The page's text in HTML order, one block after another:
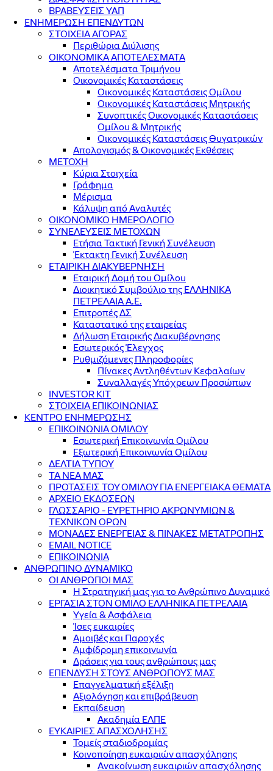
ΒΡΑΒΕΥΣΕΙΣ ΥΑΠ
ΕΝΗΜΕΡΩΣΗ ΕΠΕΝΔΥΤΩΝ
ΣΤΟΙΧΕΙΑ ΑΓΟΡΑΣ
Περιθώρια Διύλισης
ΟΙΚΟΝΟΜΙΚΑ ΑΠΟΤΕΛΕΣΜΑΤΑ
Αποτελέσματα Τριμήνου
Οικονομικές Καταστάσεις
Οικονομικές Καταστάσεις Ομίλου
Οικονομικές Καταστάσεις Μητρικής
Συνοπτικές Οικονομικές Καταστάσεις
Ομίλου & Μητρικής
Οικονομικές Καταστάσεις Θυγατρικών
Απολογισμός & Οικονομικές Εκθέσεις
ΜΕΤΟΧΗ
Κύρια Στοιχεία
Γράφημα
Μέρισμα
Κάλυψη από Αναλυτές
ΟΙΚΟΝΟΜΙΚΟ ΗΜΕΡΟΛΟΓΙΟ
ΣΥΝΕΛΕΥΣΕΙΣ ΜΕΤΟΧΩΝ
Ετήσια Τακτική Γενική Συνέλευση
Έκτακτη Γενική Συνέλευση
ΕΤΑΙΡΙΚΗ ΔΙΑΚΥΒΕΡΝΗΣΗ
Εταιρική Δομή του Ομίλου
Διοικητικό Συμβούλιο της ΕΛΛΗΝΙΚΑ
ΠΕΤΡΕΛΑΙΑ Α.Ε.
Επιτροπές ΔΣ
Καταστατικό της εταιρείας
Δήλωση Εταιρικής Διακυβέρνησης
Εσωτερικός Έλεγχος
Ρυθμιζόμενες Πληροφορίες
Πίνακες Αντληθέντων Κεφαλαίων
Συναλλαγές Υπόχρεων Προσώπων
INVESTOR KIT
ΣΤΟΙΧΕΙΑ ΕΠΙΚΟΙΝΩΝΙΑΣ
ΚΕΝΤΡΟ ΕΝΗΜΕΡΩΣΗΣ
ΕΠΙΚΟΙΝΩΝΙΑ ΟΜΙΛΟΥ
Εσωτερική Επικοινωνία Ομίλου
Εξωτερική Επικοινωνία Ομίλου
ΔΕΛΤΙΑ ΤΥΠΟΥ
ΤΑ ΝΕΑ ΜΑΣ
ΠΡΟΤΑΣΕΙΣ ΤΟΥ ΟΜΙΛΟΥ ΓΙΑ ΕΝΕΡΓΕΙΑΚΑ ΘΕΜΑΤΑ
ΑΡΧΕΙΟ ΕΚΔΟΣΕΩΝ
ΓΛΩΣΣΑΡΙΟ - ΕΥΡΕΤΗΡΙΟ ΑΚΡΩΝΥΜΙΩΝ &
ΤΕΧΝΙΚΩΝ ΟΡΩΝ
ΜΟΝΑΔΕΣ ΕΝΕΡΓΕΙΑΣ & ΠΙΝΑΚΕΣ ΜΕΤΑΤΡΟΠΗΣ
EMAIL NOTICE
ΕΠΙΚΟΙΝΩΝΙΑ
ΑΝΘΡΩΠΙΝΟ ΔΥΝΑΜΙΚΟ
ΟΙ ΑΝΘΡΩΠΟΙ ΜΑΣ
Η Στρατηγική μας για το Ανθρώπινο Δυναμικό
ΕΡΓΑΣΙΑ ΣΤΟΝ ΟΜΙΛΟ ΕΛΛΗΝΙΚΑ ΠΕΤΡΕΛΑΙΑ
Υγεία & Ασφάλεια
Ίσες ευκαιρίες
Αμοιβές και Παροχές
Αμφίδρομη επικοινωνία
Δράσεις για τους ανθρώπους μας
ΕΠΕΝΔΥΣΗ ΣΤΟΥΣ ΑΝΘΡΩΠΟΥΣ ΜΑΣ
Επαγγελματική εξέλιξη
Αξιολόγηση και επιβράβευση
Εκπαίδευση
Ακαδημία ΕΛΠΕ
ΕΥΚΑΙΡΙΕΣ ΑΠΑΣΧΟΛΗΣΗΣ
Τομείς σταδιοδρομίας
Κοινοποίηση ευκαιριών απασχόλησης
Ανακοίνωση ευκαιριών απασχόλησης